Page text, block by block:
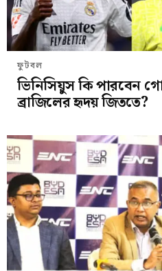
ফুটবল
ভিনিসিয়ুস কি পারবেন
ব্রাজিলের হৃদয় জিততে?